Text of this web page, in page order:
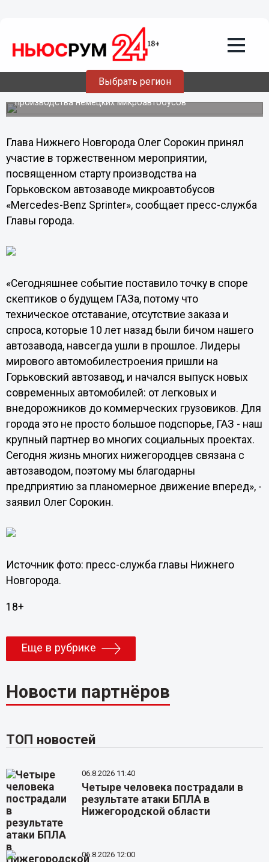
Выбрать регион
Сегодняшнее событие поставило
точку в споре скептиков о будущем
ГАЗа, - Сорокин
Глава Нижнего Новгорода прокомментировал открытие
производства немецких микроавтобусов
Глава Нижнего Новгорода Олег Сорокин принял
участие в торжественном мероприятии,
посвященном старту производства на
Горьковском автозаводе микроавтобусов
«Mercedes-Benz Sprinter», сообщает пресс-служба
Главы города.
«Сегодняшнее событие поставило точку в споре
скептиков о будущем ГАЗа, потому что
техническое отставание, отсутствие заказа и
спроса, которые 10 лет назад были бичом нашего
автозавода, навсегда ушли в прошлое. Лидеры
мирового автомобилестроения пришли на
Горьковский автозавод, и начался выпуск новых
современных автомобилей: от легковых и
внедорожников до коммерческих грузовиков. Для
города это не просто большое подспорье, ГАЗ - наш
крупный партнер во многих социальных проектах.
Сегодня жизнь многих нижегородцев связана с
автозаводом, поэтому мы благодарны
предприятию за планомерное движение вперед», -
заявил Олег Сорокин.
Источник фото: пресс-служба главы Нижнего
Новгорода.
18+
Еще в рубрике
Новости партнёров
ТОП новостей
06.8.2026 11:40
Четыре человека пострадали в
результате атаки БПЛА в
Нижегородской области
06.8.2026 12:00